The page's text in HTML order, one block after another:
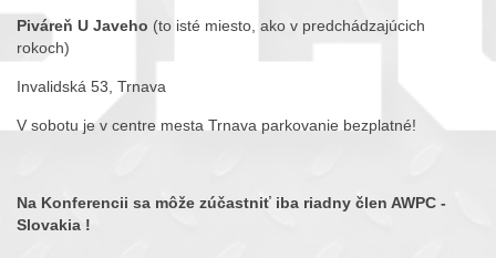
Piváreň U Javeho (to isté miesto, ako v predchádzajúcich
rokoch)
Invalidská 53, Trnava
V sobotu je v centre mesta Trnava parkovanie bezplatné!
Na Konferencii sa môže zúčastniť iba riadny člen AWPC -
Slovakia !